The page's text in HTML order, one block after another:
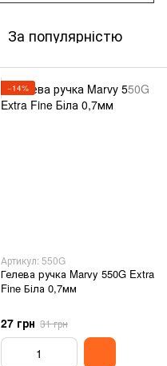
За популярністю
−14%
Артикул: 550G
Гелева ручка Marvy 550G Extra
Fine Біла 0,7мм
27 грн 31 грн